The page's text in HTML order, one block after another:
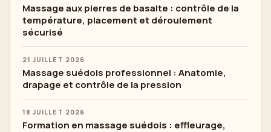
Massage aux pierres de basalte : contrôle de la
température, placement et déroulement
sécurisé
21 JUILLET 2026
Massage suédois professionnel : Anatomie,
drapage et contrôle de la pression
18 JUILLET 2026
Formation en massage suédois : effleurage,